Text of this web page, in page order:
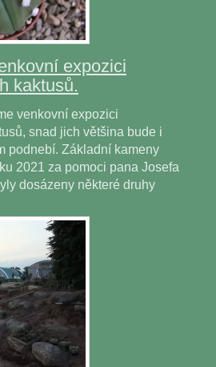
expozici
kaktusů.
venkovní expozici
snad jich většina bude i
podnebí. Základní kameny
2021 za pomoci pana Josefa
dosázeny některé druhy